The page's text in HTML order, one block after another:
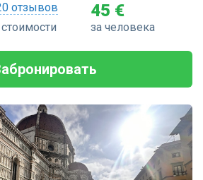
отзывов
45 €
за человека